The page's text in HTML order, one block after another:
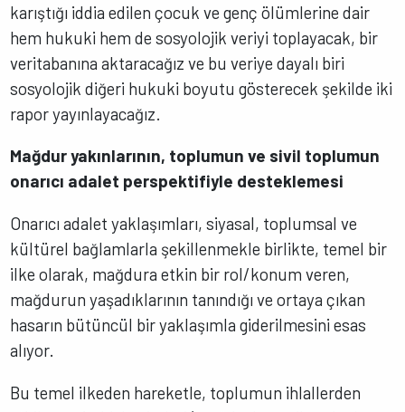
karıştığı iddia edilen çocuk ve genç ölümlerine dair
hem hukuki hem de sosyolojik veriyi toplayacak, bir
veritabanına aktaracağız ve bu veriye dayalı biri
sosyolojik diğeri hukuki boyutu gösterecek şekilde iki
rapor yayınlayacağız.
Mağdur yakınlarının, toplumun ve sivil toplumun
onarıcı adalet perspektifiyle desteklemesi
Onarıcı adalet yaklaşımları, siyasal, toplumsal ve
kültürel bağlamlarla şekillenmekle birlikte, temel bir
ilke olarak, mağdura etkin bir rol/konum veren,
mağdurun yaşadıklarının tanındığı ve ortaya çıkan
hasarın bütüncül bir yaklaşımla giderilmesini esas
alıyor.
Bu temel ilkeden hareketle, toplumun ihlallerden